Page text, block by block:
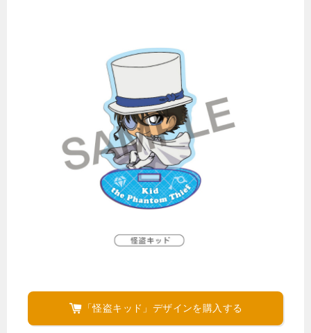
「怪盗キッド」デザインを購入する